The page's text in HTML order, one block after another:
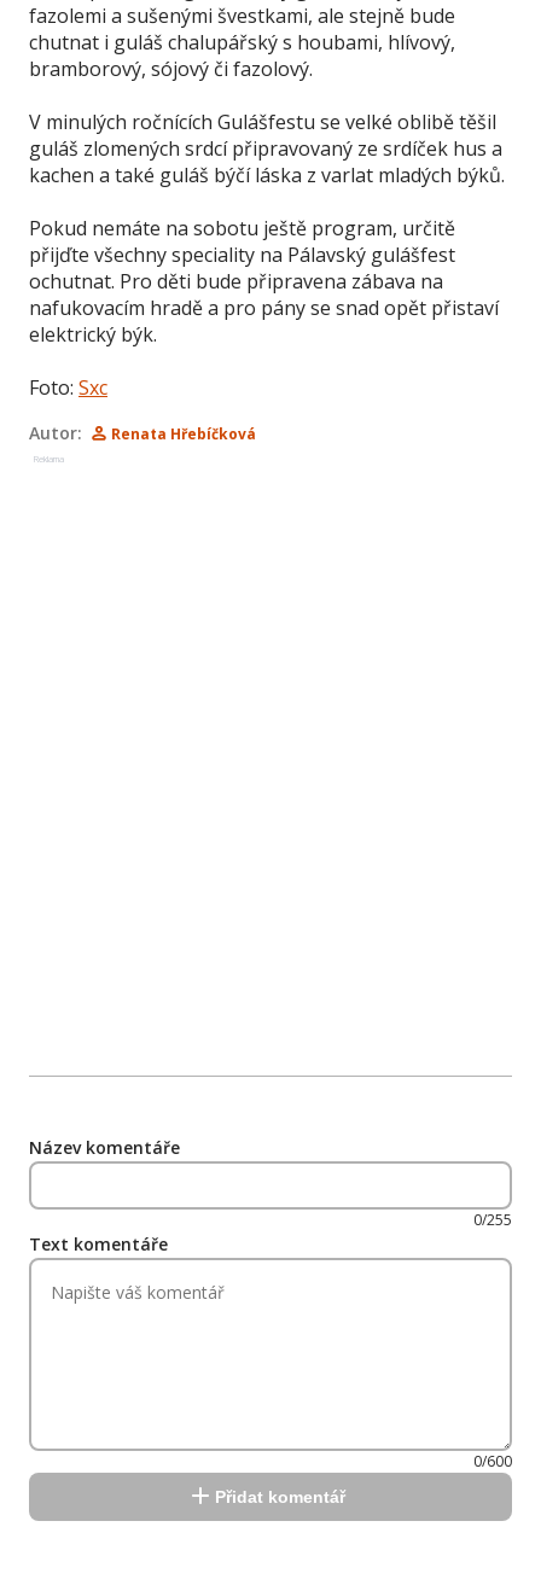
fazolemi a sušenými švestkami, ale stejně bude
chutnat i guláš chalupářský s houbami, hlívový,
bramborový, sójový či fazolový.
V minulých ročnících Gulášfestu se velké oblibě těšil
guláš zlomených srdcí připravovaný ze srdíček hus a
kachen a také guláš býčí láska z varlat mladých býků.
Pokud nemáte na sobotu ještě program, určitě
přijďte všechny speciality na Pálavský gulášfest
ochutnat. Pro děti bude připravena zábava na
nafukovacím hradě a pro pány se snad opět přistaví
elektrický býk.
Foto: Sxc
Autor: Renata Hřebíčková
Reklama
Název komentáře
0/255
Text komentáře
0/600
Přidat komentář